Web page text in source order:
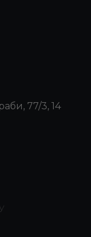
77/3, 14